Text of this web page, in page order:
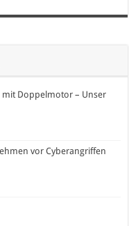
mit Doppelmotor – Unser
vor Cyberangriffen